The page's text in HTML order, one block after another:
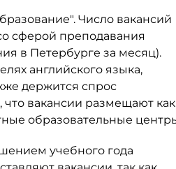
Число вакансий
сферой преподавания
в Петербурге за месяц).
английского языка,
держится спрос
вакансии размещают как
образовательные
учебного года